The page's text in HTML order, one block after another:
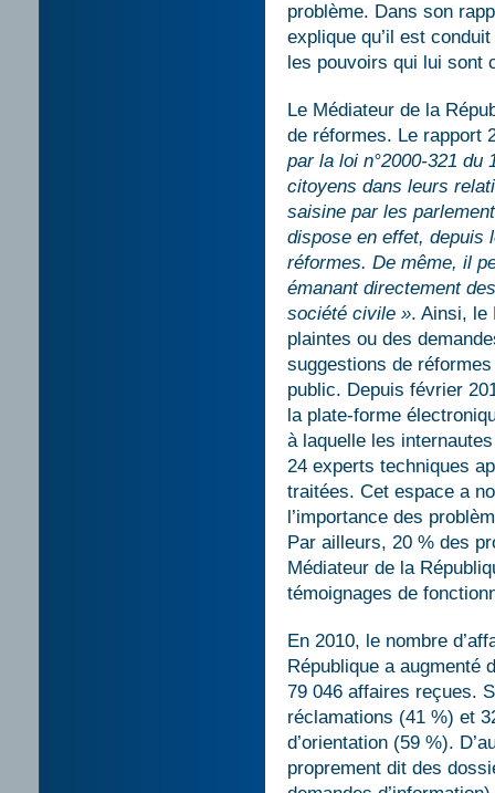
problème. Dans son
explique qu’il est
les pouvoirs qui lui sont
Le Médiateur de la
de réformes. Le rapport
par la loi n°2000-321
citoyens dans leurs
saisine par les
dispose en effet, depuis
réformes. De même, il
émanant directement
société civile ». Ainsi, le
plaintes ou des
suggestions de
public. Depuis février
la plate-forme
à laquelle les
24 experts techniques
traitées. Cet espace a
l’importance des
Par ailleurs, 20 % des
Médiateur de la
témoignages de
En 2010, le nombre
République a augmenté
79 046 affaires reçues.
réclamations (41 %) et
d’orientation (59 %).
proprement dit des